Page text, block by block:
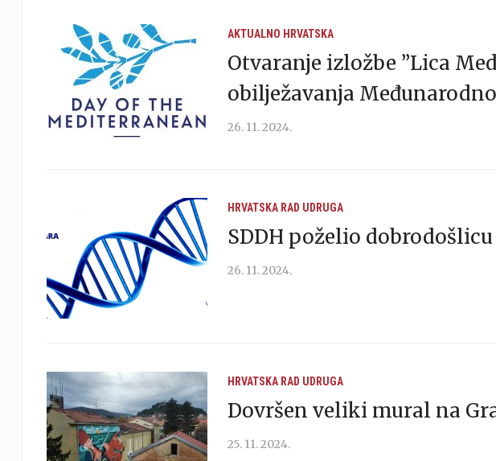
AKTUALNO HRVATSKA
Otvaranje izložbe ”Lica
obilježavanja
26. 11. 2024.
HRVATSKA RAD UDRUGA
SDDH poželio
26. 11. 2024.
HRVATSKA RAD UDRUGA
Dovršen veliki mural na
25. 11. 2024.